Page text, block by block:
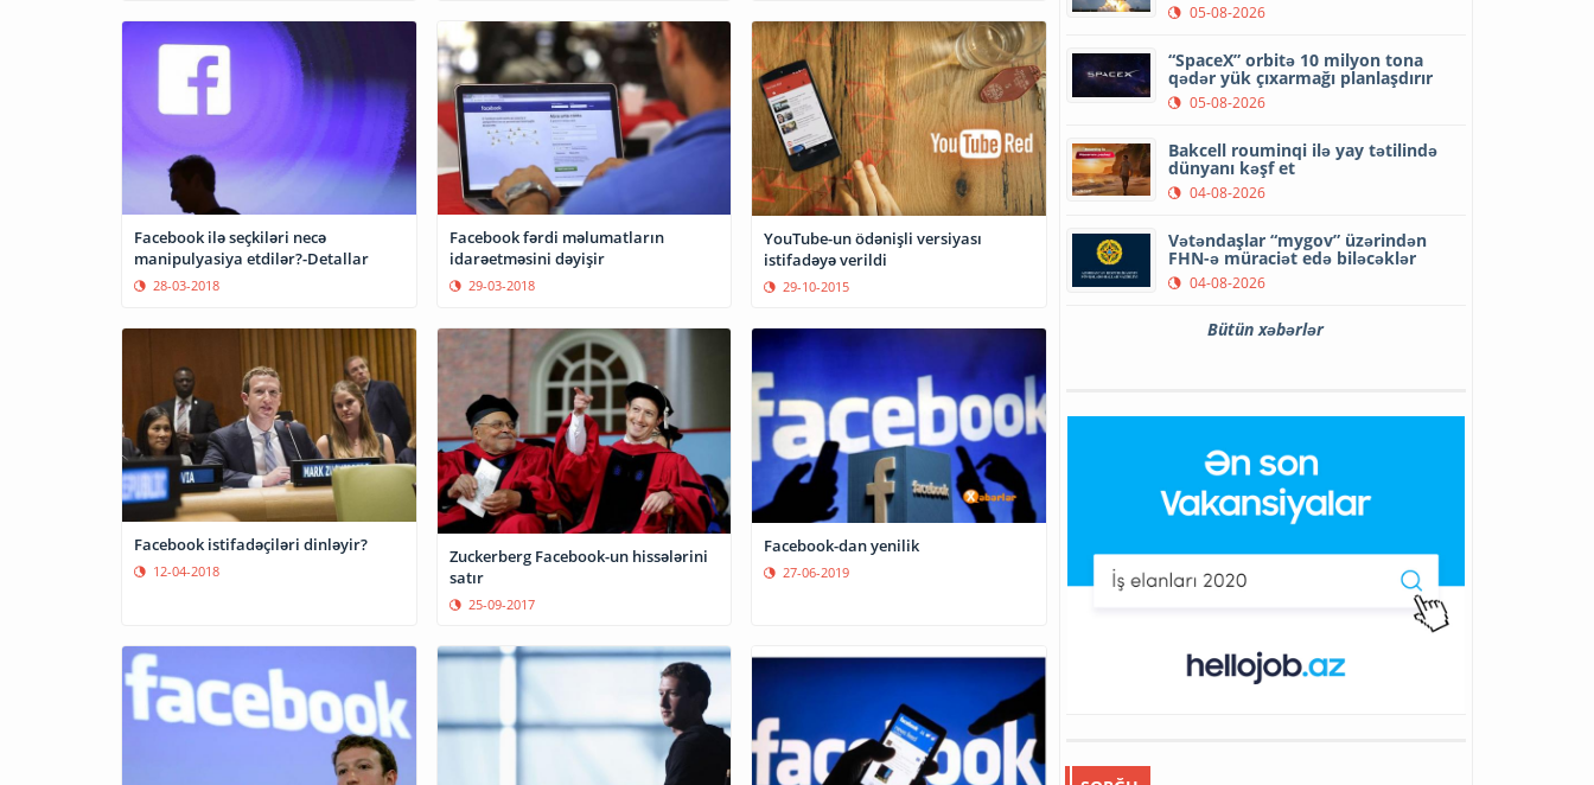
Facebook ilə seçkiləri necə
manipulyasiya etdilər?-Detallar
28-03-2018
Facebook fərdi məlumatların
idarəetməsini dəyişir
29-03-2018
YouTube-un ödənişli versiyası
istifadəyə verildi
29-10-2015
Facebook istifadəçiləri dinləyir?
12-04-2018
Zuckerberg Facebook-un hissələrini
satır
25-09-2017
Facebook-dan yenilik
27-06-2019
05-08-2026
“SpaceX” orbitə 10 milyon tona
qədər yük çıxarmağı planlaşdırır
05-08-2026
Bakcell rouminqi ilə yay tətilində
dünyanı kəşf et
04-08-2026
Vətəndaşlar “mygov” üzərindən
FHN-ə müraciət edə biləcəklər
04-08-2026
Bütün xəbərlər